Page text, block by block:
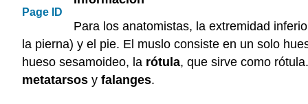
Page ID
Para los anatomistas, la extremidad
la pierna) y el pie. El muslo consiste en un solo
hueso sesamoideo, la rótula, que sirve como
metatarsos y falanges.